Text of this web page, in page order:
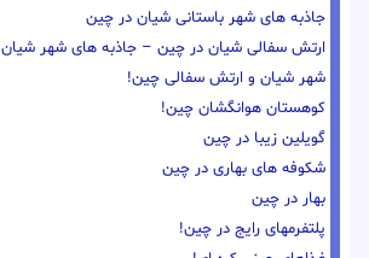
جاذبه های شهر باستانی شیان در چین
ارتش سفالی شیان در چین – جاذبه های شهر شیان
شهر شیان و ارتش سفالی چین!
کوهستان هوانگشان چین!
گویلین زیبا در چین
شکوفه های بهاری در چین
بهار در چین
پلتفرمهای رایج در چین!